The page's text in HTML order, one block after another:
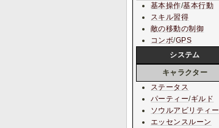
基本操作/基本行動
スキル習得
敵の移動の制御
コンボ/GPS
システム
キャラクター
ステータス
パーティー/ギルド
ソウルアビリティー
エッセンスルーン